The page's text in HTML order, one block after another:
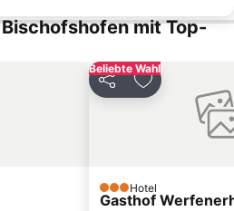
Watzmannhaus
Schloss Hellbrunn
Mirabell Palace
mit Top-
Beliebte Wahl
Teilen Zu Favoriten
3 Sterne
Hotel
Gasthof